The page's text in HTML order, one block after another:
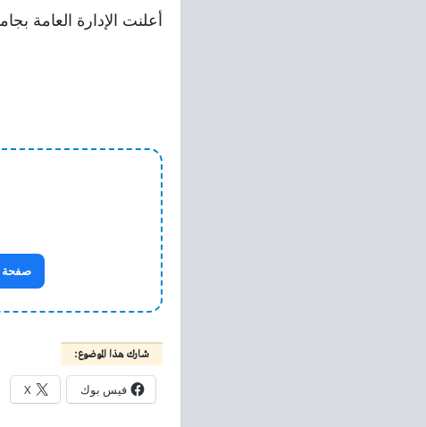
أعلنت الإدارة العامة
صفحة
شارك هذا الموضوع:
فيس بوك X